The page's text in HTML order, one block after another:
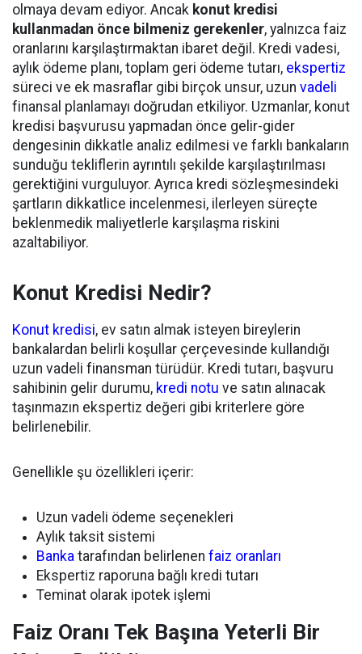
olmaya devam ediyor. Ancak konut kredisi
kullanmadan önce bilmeniz gerekenler, yalnızca faiz
oranlarını karşılaştırmaktan ibaret değil. Kredi vadesi,
aylık ödeme planı, toplam geri ödeme tutarı, ekspertiz
süreci ve ek masraflar gibi birçok unsur, uzun vadeli
finansal planlamayı doğrudan etkiliyor. Uzmanlar, konut
kredisi başvurusu yapmadan önce gelir-gider
dengesinin dikkatle analiz edilmesi ve farklı bankaların
sunduğu tekliflerin ayrıntılı şekilde karşılaştırılması
gerektiğini vurguluyor. Ayrıca kredi sözleşmesindeki
şartların dikkatlice incelenmesi, ilerleyen süreçte
beklenmedik maliyetlerle karşılaşma riskini
azaltabiliyor.
Konut Kredisi Nedir?
Konut kredisi, ev satın almak isteyen bireylerin
bankalardan belirli koşullar çerçevesinde kullandığı
uzun vadeli finansman türüdür. Kredi tutarı, başvuru
sahibinin gelir durumu, kredi notu ve satın alınacak
taşınmazın ekspertiz değeri gibi kriterlere göre
belirlenebilir.
Genellikle şu özellikleri içerir:
Uzun vadeli ödeme seçenekleri
Aylık taksit sistemi
Banka tarafından belirlenen faiz oranları
Ekspertiz raporuna bağlı kredi tutarı
Teminat olarak ipotek işlemi
Faiz Oranı Tek Başına Yeterli Bir